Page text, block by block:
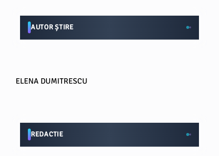
AUTOR ȘTIRE
ELENA DUMITRESCU
REDACTIE